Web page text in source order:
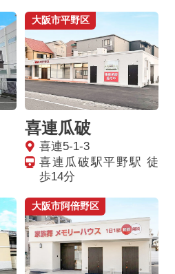
大阪市平野区
喜連瓜破
喜連5-1-3
喜連瓜破駅平野駅 徒
歩14分
大阪市阿倍野区